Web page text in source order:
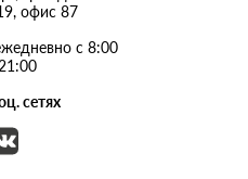
офис 87
с 8:00
сетях